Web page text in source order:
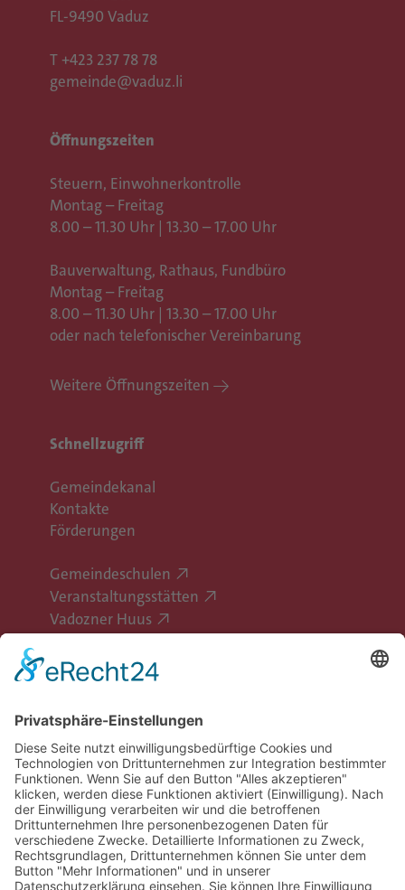
FL-9490 Vaduz
T +423 237 78 78
gemeinde@vaduz.li
Öffnungszeiten
Steuern, Einwohnerkontrolle
Montag – Freitag
8.00 – 11.30 Uhr | 13.30 – 17.00 Uhr
Bauverwaltung, Rathaus, Fundbüro
Montag – Freitag
8.00 – 11.30 Uhr | 13.30 – 17.00 Uhr
oder nach telefonischer Vereinbarung
Weitere Öffnungszeiten
Schnellzugriff
Gemeindekanal
Kontakte
Förderungen
Gemeindeschulen
Veranstaltungsstätten
Vadozner Huus